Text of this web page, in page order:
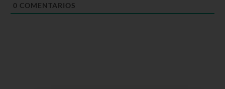
0 COMENTARIOS